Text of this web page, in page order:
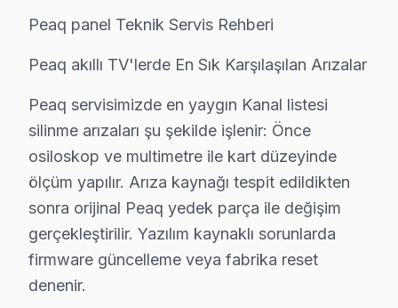
Kapsama alanımız:
• Bitişik ilçelere servis erişimi
• Apartman, rezidans ve iş yeri servisi
Sarıyer çevresinde Peaq servisi için hemen randevu
Sarıyer'da Peaq TV Yerinde Onarım – Evinize
Sarıyer'da Peaq televizyonunuz arızalandığında
Yerinde tamir sürecimiz — Sarıyer:
• Sarıyer'de aynı gün servis randevusu
• Sarıyer'de taşıma masrafı ve riski yok
Peaq panel Teknik Servis Rehberi
Peaq akıllı TV'lerde En Sık Karşılaşılan Arızalar
Peaq servisimizde en yaygın Kanal listesi
silinme arızaları şu şekilde işlenir: Önce
osiloskop ve multimetre ile kart düzeyinde
ölçüm yapılır. Arıza kaynağı tespit edildikten
sonra orijinal Peaq yedek parça ile değişim
gerçekleştirilir. Yazılım kaynaklı sorunlarda
firmware güncelleme veya fabrika reset
denenir.